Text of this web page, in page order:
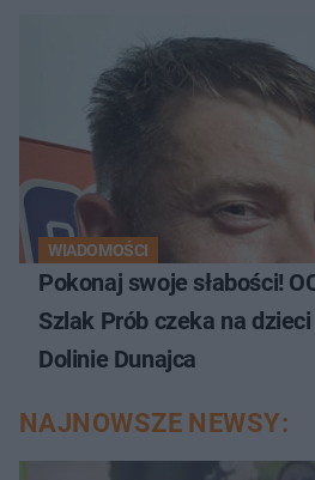
WIADOMOŚCI
Pokonaj swoje słabości!
Szlak Prób czeka na dzieci
Dolinie Dunajca
NAJNOWSZE NEWSY: